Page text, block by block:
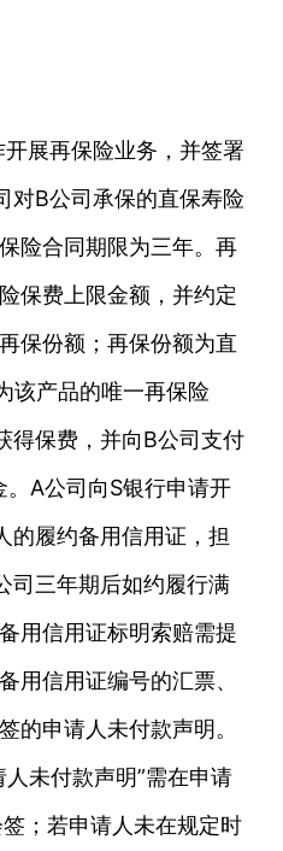
展再保险业务，并签署
对B公司承保的直保寿险
险合同期限为三年。再
保费上限金额，并约定
保份额；再保份额为直
该产品的唯一再保险
得保费，并向B公司支付
A公司向S银行申请开
的履约备用信用证，担
司三年期后如约履行满
用信用证标明索赔需提
用信用证编号的汇票、
的申请人未付款声明。
未付款声明”需在申请
；若申请人未在规定时